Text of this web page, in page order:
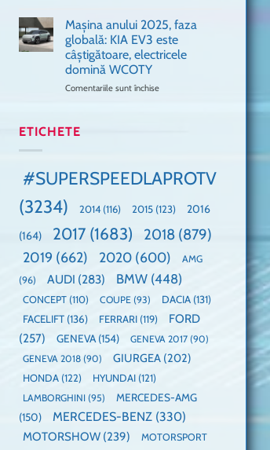
un
festival
🤭
cu
Ford
la
un
dube
911
GT3,
cea
mai
Mașina anului 2025, faza
globală: KIA EV3 este
câștigătoare, electricele
domină WCOTY
Comentariile sunt închise
EV3
câștigătoare,
domină
ETICHETE
#SUPERSPEEDLAPROTV
(3234)
2014 (116) 2015 (123) 2016
(164) 2017 (1683) 2018 (879)
2019 (662) 2020 (600)
AMG
(96)
AUDI (283) BMW (448)
CONCEPT (110) COUPE (93) DACIA (131)
FACELIFT (136) FERRARI (119)
FORD
(257)
GENEVA(154) GENEVA 2017 (90)
GENEVA 2018 (90) GIURGEA (202)
HONDA (122) HYUNDAI (121)
LAMBORGHINI (95)
MERCEDES-AMG
(150)
MERCEDES-BENZ (330)
MOTORSHOW (239)
MOTORSPORT